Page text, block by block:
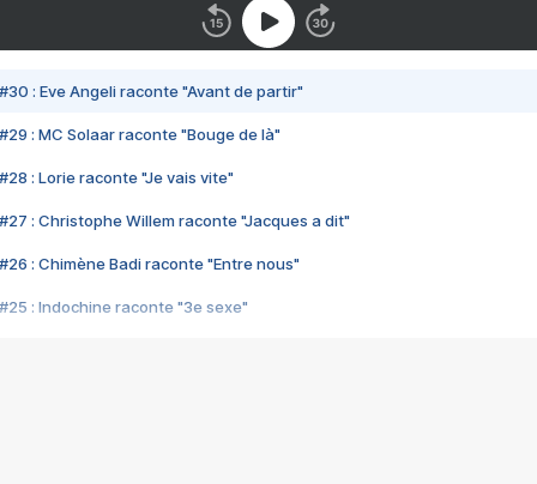
#30 : Eve Angeli raconte "Avant de partir"
#29 : MC Solaar raconte "Bouge de là"
#28 : Lorie raconte "Je vais vite"
#27 : Christophe Willem raconte "Jacques a dit"
#26 : Chimène Badi raconte "Entre nous"
#25 : Indochine raconte "3e sexe"